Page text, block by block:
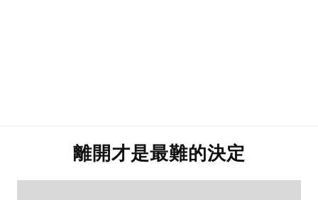
離開才是最難的決定